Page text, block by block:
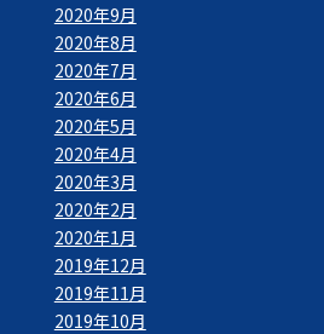
2020年9月
2020年8月
2020年7月
2020年6月
2020年5月
2020年4月
2020年3月
2020年2月
2020年1月
2019年12月
2019年11月
2019年10月